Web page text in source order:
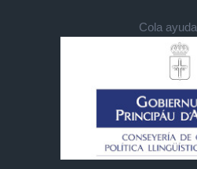
Cola